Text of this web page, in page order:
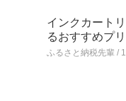
インクカート
るおすすめプ
ふるさと納税先輩 /